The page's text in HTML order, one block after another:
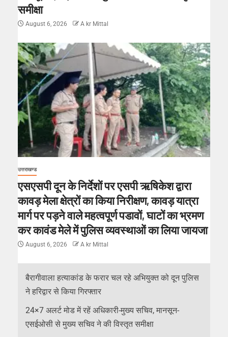
समीक्षा
August 6, 2026 A kr Mittal
उत्तराखण्ड
एसएसपी दून के निर्देशों पर एसपी ऋषिकेश द्वारा
कावड़ मेला क्षेत्रों का किया निरीक्षण, कावड़ यात्रा
मार्ग पर पड़ने वाले महत्वपूर्ण पडावों, घाटों का भ्रमण
कर कावंड मेले में पुलिस व्यवस्थाओं का लिया जायजा
August 6, 2026 A kr Mittal
बैरागीवाला हत्याकांड के फरार चल रहे अभियुक्त को दून पुलिस
ने हरिद्वार से किया गिरफ्तार
24×7 अलर्ट मोड में रहें अधिकारी-मुख्य सचिव, मानसून-
एसईओसी से मुख्य सचिव ने की विस्तृत समीक्षा